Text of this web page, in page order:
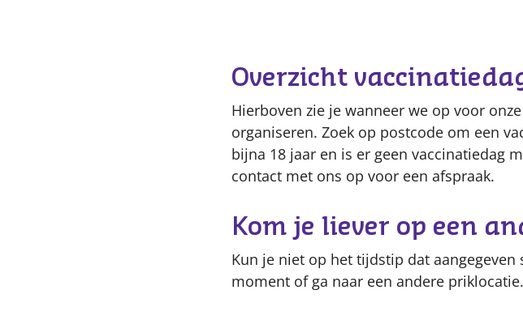
Overzicht
Hierboven zie je wanneer we op voor
organiseren. Zoek op postcode om een
bijna 18 jaar en is er geen vaccinatiedag
contact met ons op voor een afspraak.
Kom je liever op een
Kun je niet op het tijdstip dat
moment of ga naar een andere